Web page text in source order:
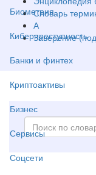
Биометрия
Киберпреступность
Банки и финтех
Криптоактивы
Бизнес
Сервисы
Соцсети
Словарь
А
Заверение